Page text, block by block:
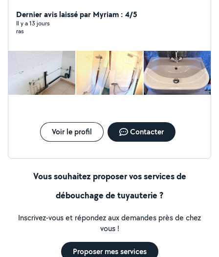
Dernier avis laissé par Myriam : 4/5
Il y a 13 jours
ras
Voir le profil Contacter
Vous souhaitez proposer vos services de
débouchage de tuyauterie ?
Inscrivez-vous et répondez aux demandes près de chez
vous !
Proposer mes services